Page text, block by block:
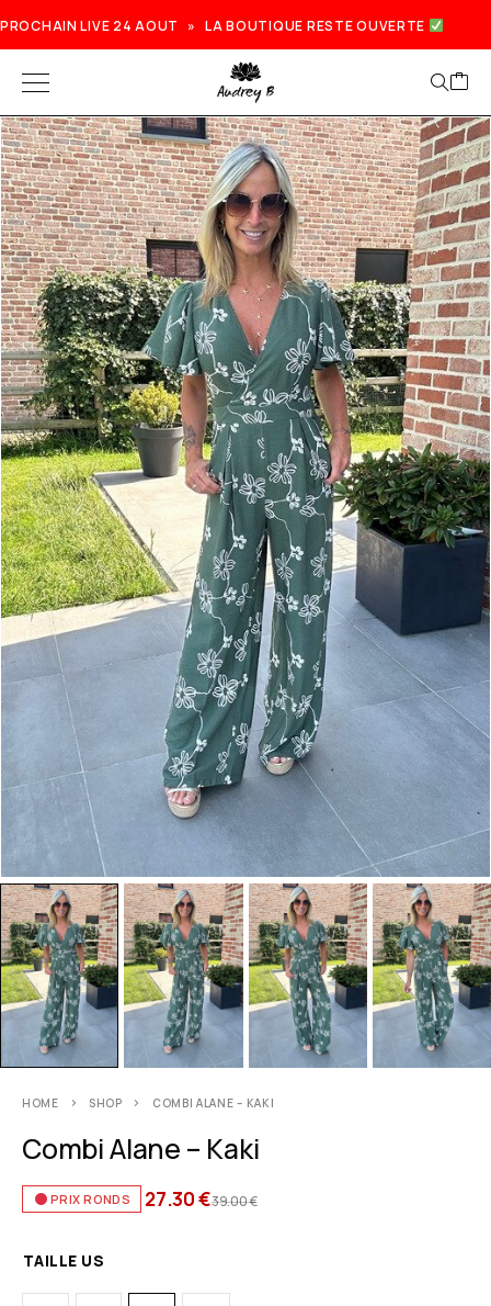
PROCHAIN LIVE 24 AOUT » LA BOUTIQUE RESTE OUVERTE
HOME SHOP COMBI ALANE – KAKI
Combi Alane – Kaki
PRIX RONDS 39.00€
27.30€
TAILLE US